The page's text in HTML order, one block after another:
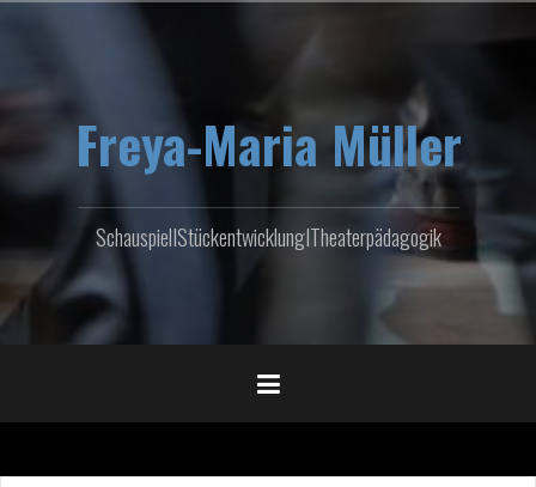
Freya-Maria Müller
SchauspielIStückentwicklungITheaterpädagogik